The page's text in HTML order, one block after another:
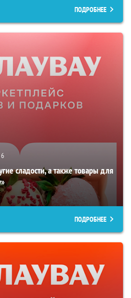
ПОДРОБНЕЕ
6
сладости, а также товары для
ПОДРОБНЕЕ